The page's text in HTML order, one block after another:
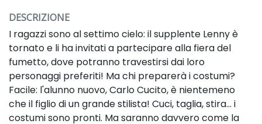
DESCRIZIONE
I ragazzi sono al settimo cielo: il supplente Lenny è
tornato e li ha invitati a partecipare alla fiera del
fumetto, dove potranno travestirsi dai loro
personaggi preferiti! Ma chi preparerà i costumi?
Facile: l'alunno nuovo, Carlo Cucito, è nientemeno
che il figlio di un grande stilista! Cuci, taglia, stira... i
costumi sono pronti. Ma saranno davvero come la